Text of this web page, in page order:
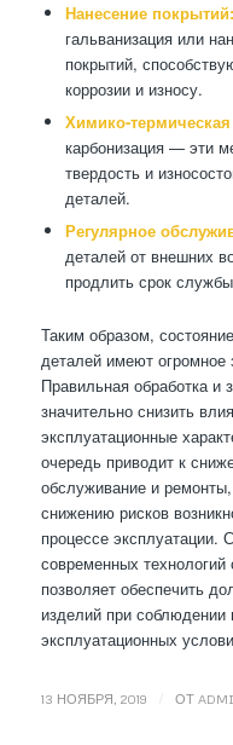
Нанесение покрытий:
гальванизация или
покрытий,
коррозии и износу.
Химико-
карбонизация — эти
твердость и
деталей.
Регулярное
деталей от внешних
продлить срок
Таким образом,
деталей имеют огромное
Правильная обработка и
значительно снизить
эксплуатационные
очередь приводит к
обслуживание и
снижению рисков
процессе эксплуатации.
современных
позволяет обеспечить
изделий при
эксплуатационных
13 НОЯБРЯ, 2019 ОТ